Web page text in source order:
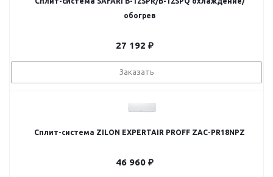
обогрев
27 192 ₽
Заказать
Сплит-система ZILON EXPERTAIR PROFF ZAC-PR18NPZ
46 960₽